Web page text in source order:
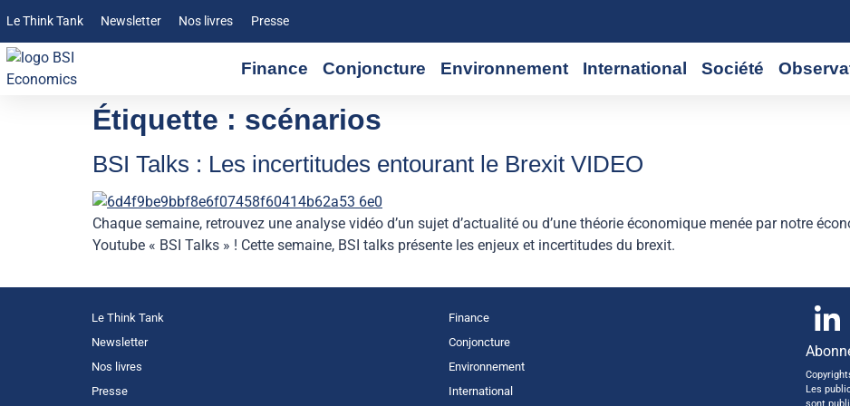
Le Think Tank Newsletter Nos livres Presse
Finance Conjoncture Environnement International Société
Étiquette : scénarios
BSI Talks : Les incertitudes entourant le Brexit VIDEO
Chaque semaine, retrouvez une analyse vidéo d’un sujet d’actualité ou d’une théorie économique menée par notre
Youtube « BSI Talks » ! Cette semaine, BSI talks présente les enjeux et incertitudes du brexit.
Le Think Tank
Newsletter
Nos livres
Presse
Finance
Conjoncture
Environnement
International
Les